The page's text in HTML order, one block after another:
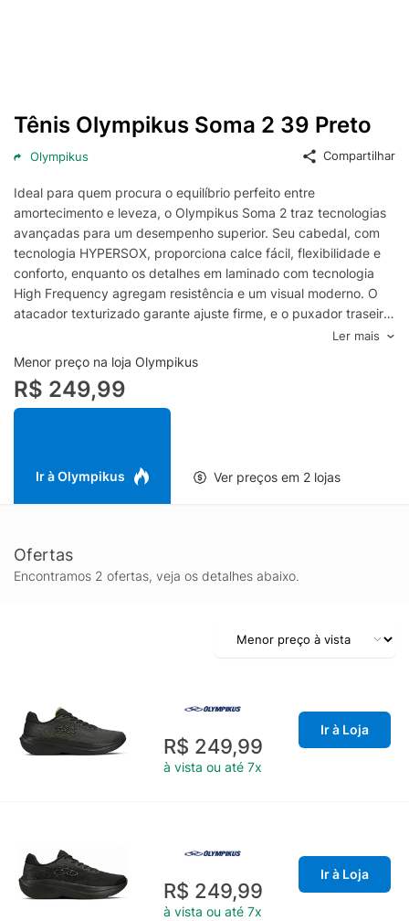
Tênis Olympikus Soma 2 39 Preto
Olympikus Compartilhar
Ideal para quem procura o equilíbrio perfeito entre
amortecimento e leveza, o Olympikus Soma 2 traz tecnologias
avançadas para um desempenho superior. Seu cabedal, com
tecnologia HYPERSOX, proporciona calce fácil, flexibilidade e
conforto, enquanto os detalhes em laminado com tecnologia
High Frequency agregam resistência e um visual moderno. O
atacador texturizado garante ajuste firme, e o puxador traseiro
facilita o calce. O forro em poliéster com espuma oferece toque
macio durante todo o treino. Além disso, o solado, em design
exclusivo, traz tecnologia ELEVA+ para conferir maior resiliência
ao calçado.
Ler mais
Menor preço na loja Olympikus
R$ 249,99
Ir à Olympikus Ver preços em 2 lojas
Ofertas
Encontramos 2 ofertas, veja os detalhes abaixo.
R$ 249,99
à vista ou até 7x
Ir à Loja
R$ 249,99
à vista ou até 7x
Ir à Loja